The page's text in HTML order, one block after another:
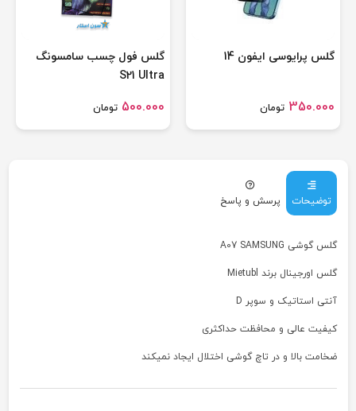
گلس پرایوسی ایفون 14
تومان350.000
گلس فول چسب سامسونگ
S21 Ultra
تومان500.000
توضیحات پرسش و پاسخ
گلس گوشی A07 SAMSUNG
گلس اورجینال برند Mietubl
آنتی استاتیک و سوپر D
کیفیت عالی و محافظت حداکثری
ضخامت بالا و در تاچ گوشی اختلال ایجاد نمیکند